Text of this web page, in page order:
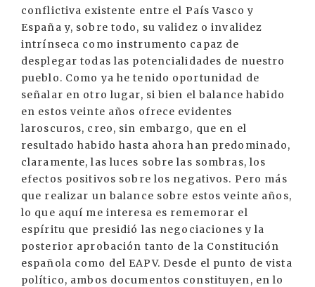
conflictiva existente entre el País Vasco y
España y, sobre todo, su validez o invalidez
intrínseca como instrumento capaz de
desplegar todas las potencialidades de nuestro
pueblo. Como ya he tenido oportunidad de
señalar en otro lugar, si bien el balance habido
en estos veinte años ofrece evidentes
laroscuros, creo, sin embargo, que en el
resultado habido hasta ahora han predominado,
claramente, las luces sobre las sombras, los
efectos positivos sobre los negativos. Pero más
que realizar un balance sobre estos veinte años,
lo que aquí me interesa es rememorar el
espíritu que presidió las negociaciones y la
posterior aprobación tanto de la Constitución
española como del EAPV. Desde el punto de vista
político, ambos documentos constituyen, en lo